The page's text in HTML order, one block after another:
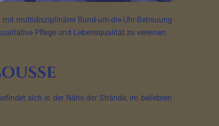
multidisziplinärer Rund-um-die-Uhr-Betreuung
Pflege und Lebensqualität zu vereinen.
sich in der Nähe der Strände, im beliebten